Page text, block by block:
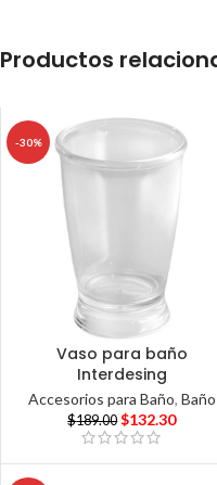
Productos
-30%
Vaso para baño
Interdesing
Accesorios para Baño, Baño
$189.00 $132.30